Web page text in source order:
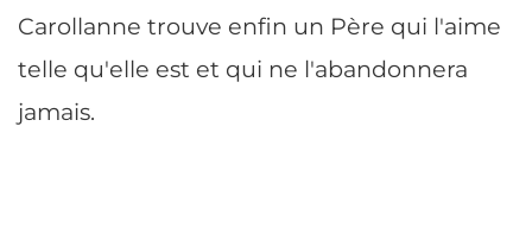
Carollanne trouve enfin un Père qui l'aime
telle qu'elle est et qui ne l'abandonnera
jamais.